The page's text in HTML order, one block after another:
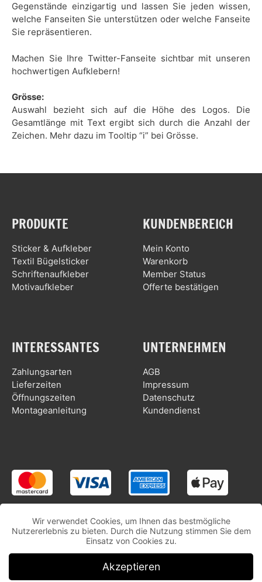
Gegenstände einzigartig und lassen Sie jeden wissen,
welche Fanseiten Sie unterstützen oder welche Fanseite
Sie repräsentieren.
Machen Sie Ihre Twitter-Fanseite sichtbar mit unseren
hochwertigen Aufklebern!
Grösse:
Auswahl bezieht sich auf die Höhe des Logos. Die
Gesamtlänge mit Text ergibt sich durch die Anzahl der
Zeichen. Mehr dazu im Tooltip “i” bei Grösse.
PRODUKTE
Sticker & Aufkleber
Textil Bügelsticker
Schriftenaufkleber
Motivaufkleber
KUNDENBEREICH
Mein Konto
Warenkorb
Member Status
Offerte bestätigen
INTERESSANTES
Zahlungsarten
Lieferzeiten
Öffnungszeiten
Montageanleitung
UNTERNEHMEN
AGB
Impressum
Datenschutz
Kundendienst
Wir verwendet Cookies, um Ihnen das bestmögliche
Nutzererlebnis zu bieten. Durch die Nutzung stimmen Sie dem
Einsatz von Cookies zu.
Akzeptieren